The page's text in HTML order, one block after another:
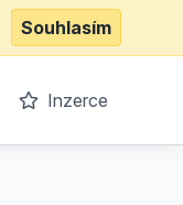
Souhlasím
Inzerce